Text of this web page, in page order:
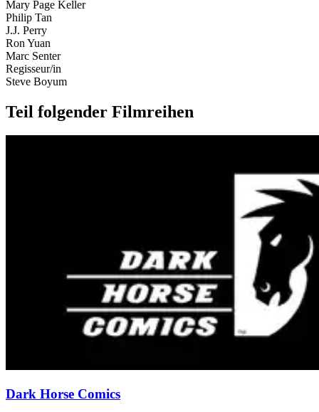
Mary Page Keller
Philip Tan
J.J. Perry
Ron Yuan
Marc Senter
Regisseur/in
Steve Boyum
Teil folgender Filmreihen
Dark Horse Comics